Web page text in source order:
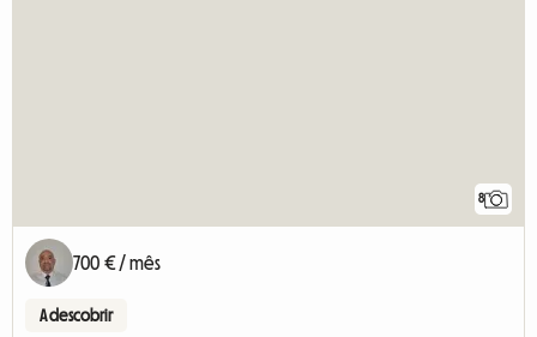
8
700 € / mês
A descobrir